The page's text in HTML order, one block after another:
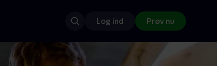
Log ind Prøv nu